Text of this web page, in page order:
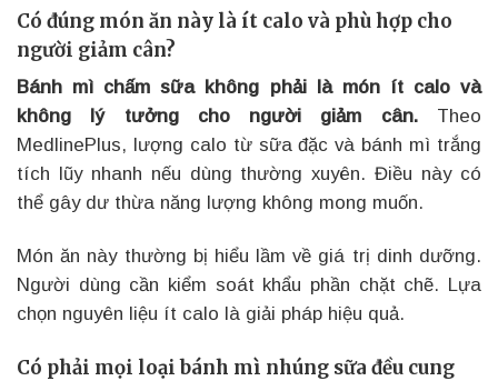
Có đúng món ăn này là ít calo và phù hợp cho
người giảm cân?
Bánh mì chấm sữa không phải là món ít calo và
không lý tưởng cho người giảm cân.Theo
MedlinePlus, lượng calo từ sữa đặc và bánh mì trắng
tích lũy nhanh nếu dùng thường xuyên. Điều này có
thể gây dư thừa năng lượng không mong muốn.
Món ăn này thường bị hiểu lầm về giá trị dinh dưỡng.
Người dùng cần kiểm soát khẩu phần chặt chẽ. Lựa
chọn nguyên liệu ít calo là giải pháp hiệu quả.
Có phải mọi loại bánh mì nhúng sữa đều cung